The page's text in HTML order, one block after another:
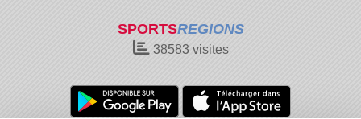
SPORTSREGIONS
38583visites